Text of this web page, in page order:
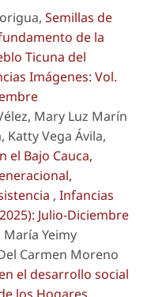
Semillas de
de la
Ticuna del
Imágenes: Vol.
Mary Luz Marín
Katty Vega Ávila,
el Bajo Cauca,
, Infancias
Julio-Diciembre
Yeimy
Carmen Moreno
el desarrollo social
los Hogares